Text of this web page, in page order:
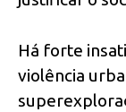
Há forte
violência